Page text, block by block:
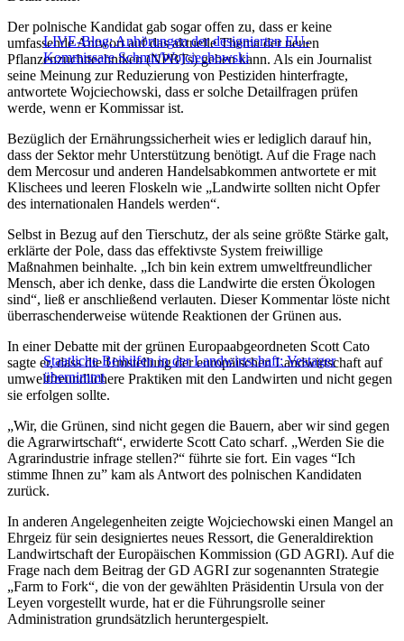
LIVE-Blog: Anhörungen der designierten EU-
Kommissare Schmit/Wojciechowski
Der polnische Kandidat gab sogar offen zu, dass er keine
umfassende Antwort auf das aktuelle Thema der neuen
Pflanzenzuchttechniken (NPBTs) geben kann. Als ein Journalist
seine Meinung zur Reduzierung von Pestiziden hinterfragte,
antwortete Wojciechowski, dass er solche Detailfragen prüfen
werde, wenn er Kommissar ist.
Bezüglich der Ernährungssicherheit wies er lediglich darauf hin,
dass der Sektor mehr Unterstützung benötigt. Auf die Frage nach
dem Mercosur und anderen Handelsabkommen antwortete er mit
Klischees und leeren Floskeln wie „Landwirte sollten nicht Opfer
des internationalen Handels werden“.
Selbst in Bezug auf den Tierschutz, der als seine größte Stärke galt,
erklärte der Pole, dass das effektivste System freiwillige
Maßnahmen beinhalte. „Ich bin kein extrem umweltfreundlicher
Mensch, aber ich denke, dass die Landwirte die ersten Ökologen
sind“, ließ er anschließend verlauten. Dieser Kommentar löste nicht
überraschenderweise wütende Reaktionen der Grünen aus.
Staatliche Beihilfen in der Landwirtschaft: Vestager
übernimmt
In einer Debatte mit der grünen Europaabgeordneten Scott Cato
sagte er, dass die Umstellung der europäischen Landwirtschaft auf
umweltfreundlichere Praktiken mit den Landwirten und nicht gegen
sie erfolgen sollte.
„Wir, die Grünen, sind nicht gegen die Bauern, aber wir sind gegen
die Agrarwirtschaft“, erwiderte Scott Cato scharf. „Werden Sie die
Agrarindustrie infrage stellen?“ führte sie fort. Ein vages “Ich
stimme Ihnen zu” kam als Antwort des polnischen Kandidaten
zurück.
In anderen Angelegenheiten zeigte Wojciechowski einen Mangel an
Ehrgeiz für sein designiertes neues Ressort, die Generaldirektion
Landwirtschaft der Europäischen Kommission (GD AGRI). Auf die
Frage nach dem Beitrag der GD AGRI zur sogenannten Strategie
„Farm to Fork“, die von der gewählten Präsidentin Ursula von der
Leyen vorgestellt wurde, hat er die Führungsrolle seiner
Administration grundsätzlich heruntergespielt.